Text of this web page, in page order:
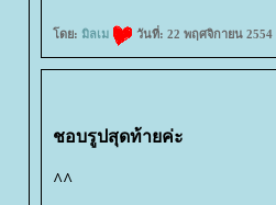
ดย: มิลเม วันที่: 22 พฤศจิกายน 2554
ชอบรูปสุดท้ายค่ะ
^^